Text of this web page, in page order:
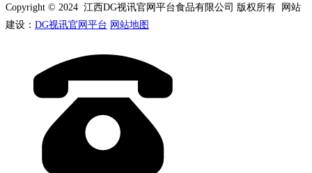
Copyright © 2024 江西DG视讯官网平台食品有限公司 版权所有 网站
建设： DG视讯官网平台 网站地图